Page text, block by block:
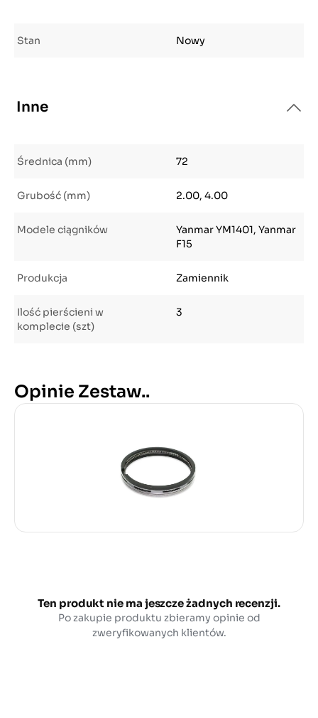
Stan Nowy
Inne
Średnica (mm) 72
Grubość (mm) 2.00, 4.00
Modele ciągników
Yanmar YM1401, Yanmar
F15
Produkcja Zamiennik
Ilość pierścieni w
komplecie (szt)
3
Opinie Zestaw..
Ten produkt nie ma jeszcze żadnych recenzji.
Po zakupie produktu zbieramy opinie od
zweryfikowanych klientów.